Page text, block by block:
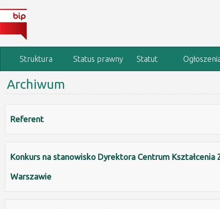
Struktura
organizacyjna
Status prawny Statut
Archiwum
Referent
Konkurs na stanowisko Dyrektora Centrum
Warszawie